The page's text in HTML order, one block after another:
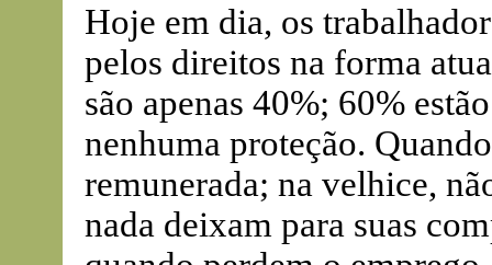
Hoje em dia, os
pelos direitos na forma
são apenas 40%; 60%
nenhuma proteção.
remunerada; na velhice,
nada deixam para suas